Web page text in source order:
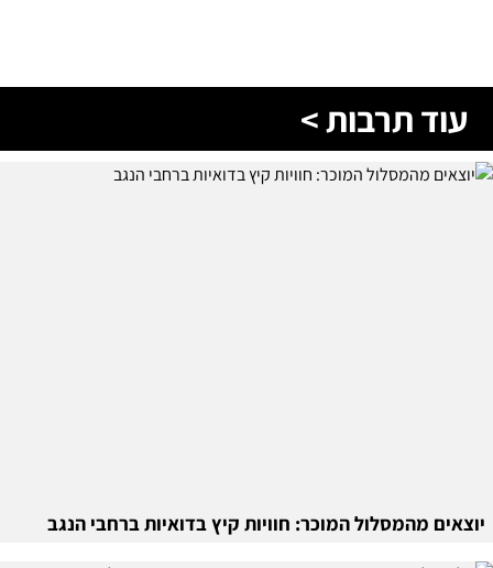
עוד תרבות >
יוצאים מהמסלול המוכר: חוויות קיץ בדואיות ברחבי הנגב